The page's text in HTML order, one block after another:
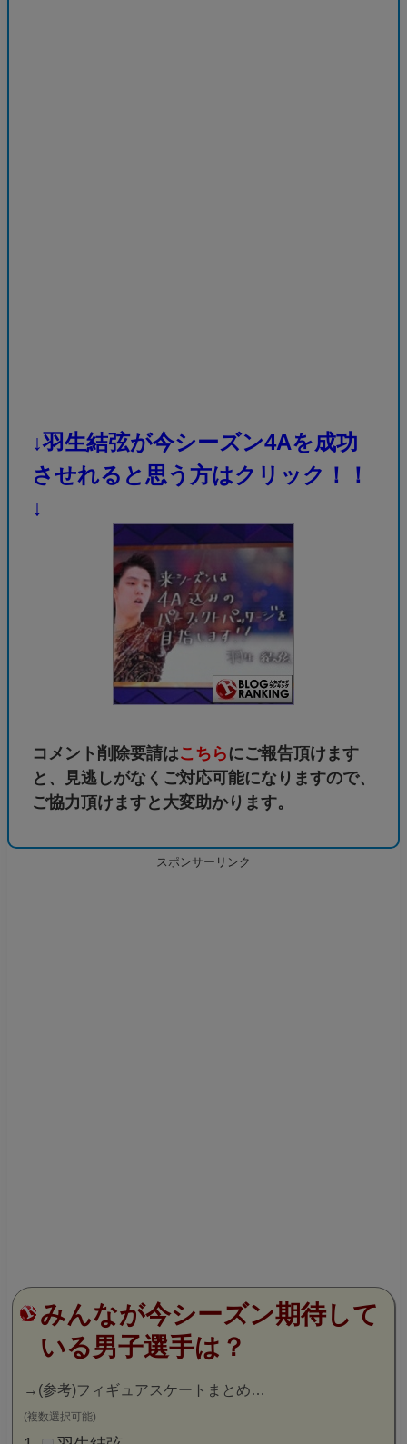
↓羽生結弦が今シーズン4Aを成功
させれると思う方はクリック！！
↓
コメント削除要請はこちら にご報告頂けます
と、見逃しがなくご対応可能になりますので、
ご協力頂けますと大変助かります。
スポンサーリンク
みんなが今シーズン期待して
いる男子選手は？
→ (参考)フィギュアスケートまとめ…
(複数選択可能)